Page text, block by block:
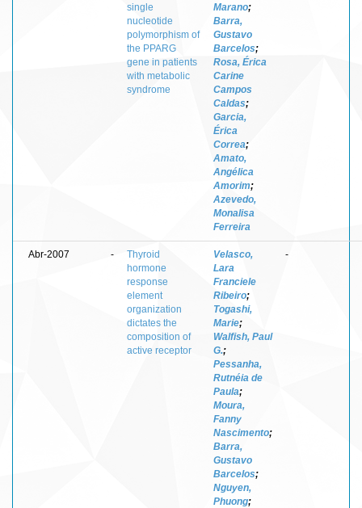
single
nucleotide
polymorphism of
the PPARG
gene in patients
with metabolic
syndrome
Marano;
Barra,
Gustavo
Barcelos;
Rosa, Érica
Carine
Campos
Caldas;
Garcia,
Érica
Correa;
Amato,
Angélica
Amorim;
Azevedo,
Monalisa
Ferreira
Abr-2007 -
Thyroid
hormone
response
element
organization
dictates the
composition of
active receptor
Velasco,
Lara
Franciele
Ribeiro;
Togashi,
Marie;
Walfish, Paul
G.;
Pessanha,
Rutnéia de
Paula;
Moura,
Fanny
Nascimento;
Barra,
Gustavo
Barcelos;
Nguyen,
Phuong;
-